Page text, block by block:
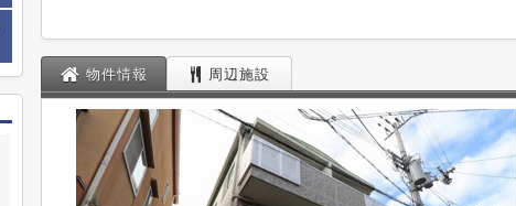
物件情報 周辺施設